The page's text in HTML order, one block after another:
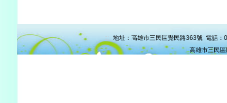
:::
地址：高雄市三民區覺民路363號 電話
高雄市三民